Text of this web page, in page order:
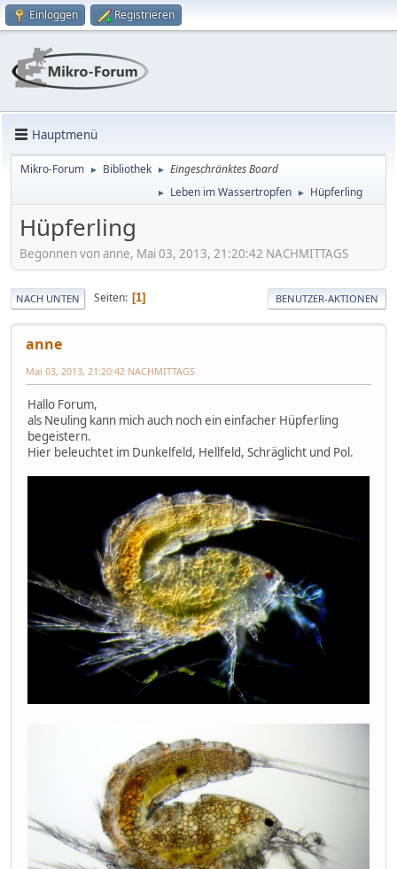
Einloggen Registrieren
Hauptmenü
Mikro-Forum ► Bibliothek ► Eingeschränktes Board
► Leben im Wassertropfen ► Hüpferling
Hüpferling
Begonnen von anne, Mai 03, 2013, 21:20:42 NACHMITTAGS
NACH UNTEN Seiten 1 BENUTZER-AKTIONEN
anne
Mai 03, 2013, 21:20:42 NACHMITTAGS
Hallo Forum,
als Neuling kann mich auch noch ein einfacher Hüpferling
begeistern.
Hier beleuchtet im Dunkelfeld, Hellfeld, Schräglicht und Pol.